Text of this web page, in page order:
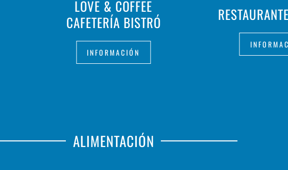
LOVE & COFFEE
CAFETERÍA BISTRÓ
INFORMACIÓN
ALIMENTACIÓN